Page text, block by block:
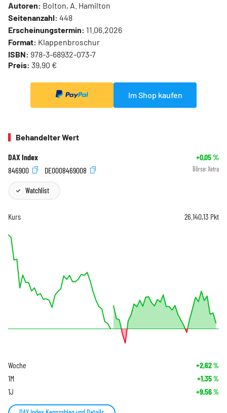
Autoren: Bolton, A. Hamilton
Seitenanzahl: 448
Erscheinungstermin: 11.06.2026
Format: Klappenbroschur
ISBN: 978-3-68932-073-7
Preis: 39,90 €
Im Shop kaufen
Behandelter Wert
DAX Index +0,05%
846900
DE0008469008 Börse: Xetra
Watchlist
Kurs 26.140,13 Pkt
Woche +2,62%
1M +1,35%
1J +9,56%